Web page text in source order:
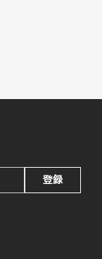
登録